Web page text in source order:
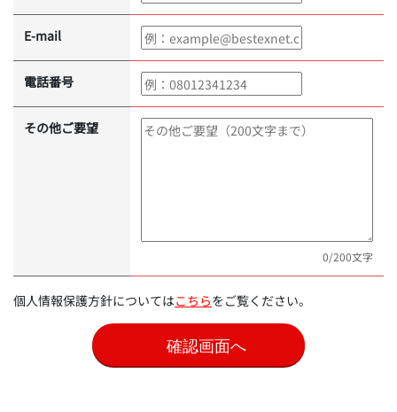
E-mail
電話番号
その他ご要望
0/200文字
個人情報保護方針についてはこちらをご覧ください。